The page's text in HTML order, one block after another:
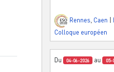
Rennes Caen
Colloque européen
Du 04-06-2026 au 05-